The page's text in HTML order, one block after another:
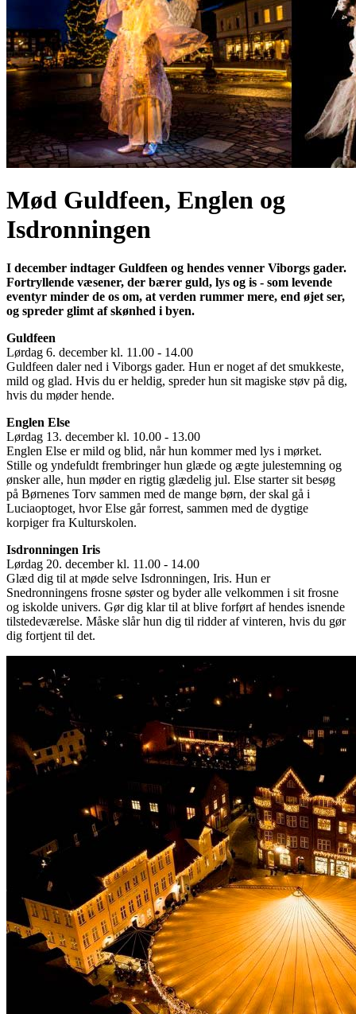
Mød Guldfeen, Englen og
Isdronningen
I december indtager Guldfeen og hendes venner Viborgs gader.
Fortryllende væsener, der bærer guld, lys og is - som levende
eventyr minder de os om, at verden rummer mere, end øjet ser,
og spreder glimt af skønhed i byen.
Guldfeen
Lørdag 6. december kl. 11.00 - 14.00
Guldfeen daler ned i Viborgs gader. Hun er noget af det smukkeste,
mild og glad. Hvis du er heldig, spreder hun sit magiske støv på dig,
hvis du møder hende.
Englen Else
Lørdag 13. december kl. 10.00 - 13.00
Englen Else er mild og blid, når hun kommer med lys i mørket.
Stille og yndefuldt frembringer hun glæde og ægte julestemning og
ønsker alle, hun møder en rigtig glædelig jul. Else starter sit besøg
på Børnenes Torv sammen med de mange børn, der skal gå i
Luciaoptoget, hvor Else går forrest, sammen med de dygtige
korpiger fra Kulturskolen.
Isdronningen Iris
Lørdag 20. december kl. 11.00 - 14.00
Glæd dig til at møde selve Isdronningen, Iris. Hun er
Snedronningens frosne søster og byder alle velkommen i sit frosne
og iskolde univers. Gør dig klar til at blive forført af hendes isnende
tilstedeværelse. Måske slår hun dig til ridder af vinteren, hvis du gør
dig fortjent til det.